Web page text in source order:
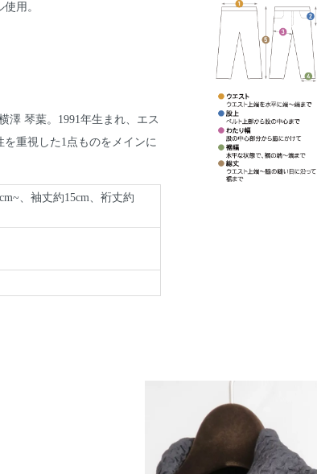
用。
澤 琴葉。1991年生まれ、エス
重視した1点ものをメインに
、袖丈約15cm、裄丈約